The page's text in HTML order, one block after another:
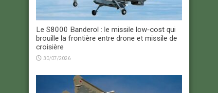
Le S8000 Banderol : le missile low-cost qui
brouille la frontière entre drone et missile de
croisière
30/07/2026